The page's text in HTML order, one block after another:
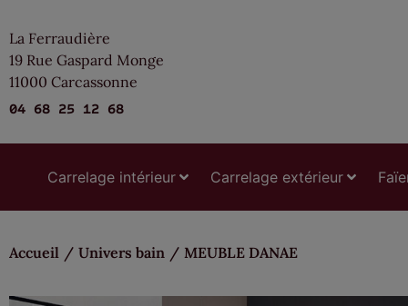
La Ferraudière
19 Rue Gaspard Monge
11000 Carcassonne
04 68 25 12 68
Carrelage intérieur Carrelage extérieur
Accueil / Univers bain / MEUBLE DANAE